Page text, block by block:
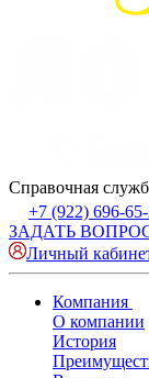
Справочная
+7 (922) 696-
ЗАДАТЬ
Личный
Компания
О компании
История